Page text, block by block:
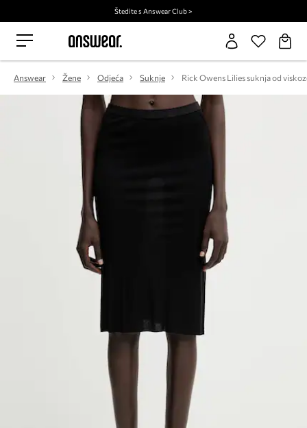
Štedite s Answear Club >
Answear Žene Odjeća Suknje Rick Owens Lilies suknja od